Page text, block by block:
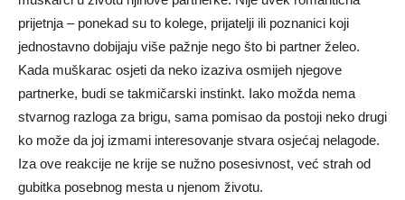
prijetnja – ponekad su to kolege, prijatelji ili poznanici koji
jednostavno dobijaju više pažnje nego što bi partner želeo.
Kada muškarac osjeti da neko izaziva osmijeh njegove
partnerke, budi se takmičarski instinkt. Iako možda nema
stvarnog razloga za brigu, sama pomisao da postoji neko drugi
ko može da joj izmami interesovanje stvara osjećaj nelagode.
Iza ove reakcije ne krije se nužno posesivnost, već strah od
gubitka posebnog mesta u njenom životu.